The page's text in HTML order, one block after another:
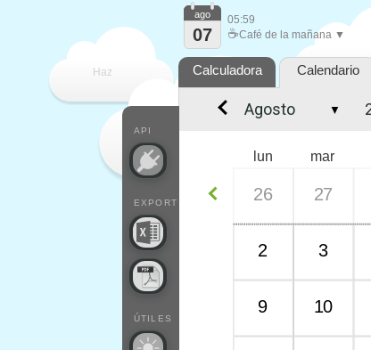
Haz
API
EXPORT
ÚTILES
ago
07
05:59
☕Café de la mañana ▼
Calculadora Calendario
lun mar
26 27
2 3
9 10
▼